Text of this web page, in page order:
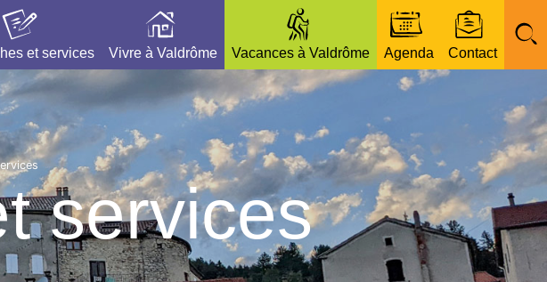
et services Vivre à Valdrôme Vacances à Valdrôme Agenda Contact
services